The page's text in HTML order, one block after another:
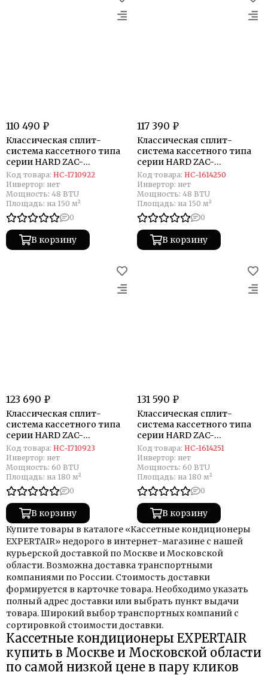
110 490 ₽
Классическая сплит-
система кассетного типа
серии HARD ZAC-
HR48XCAC-IU/ZAC-PAN-
HR24/36/48/60/ZAC-HD48XC-
OU (комплект)
Код товара: НС-1710922
Инвертор: нет
Мощность: 48 BTU
Площадь: на 150 м²
0
В корзину
117 390 ₽
Классическая сплит-
система кассетного типа
серии HARD ZAC-
HD48XCAC-IU/ZAC-
PAN24/60/ZAC-HD48XC-OU
(комплект)
Код товара: НС-1614250
Инвертор: нет
Мощность: 48 BTU
Площадь: на 150 м²
0
В корзину
123 690 ₽
Классическая сплит-
система кассетного типа
серии HARD ZAC-
HR60XCAC-IU/ZAC-PAN-
HR24/36/48/60/ZAC-HD60XC-
OU (комплект)
Код товара: НС-1710923
Инвертор: нет
Мощность: 60 BTU
Площадь: на 180 м²
0
В корзину
131 590 ₽
Классическая сплит-
система кассетного типа
серии HARD ZAC-
HD60XCAC-IU/ZAC-
PAN24/60/ZAC-HD60XC-OU
(комплект)
Код товара: НС-1614251
Инвертор: нет
Мощность: 60 BTU
Площадь: на 180 м²
0
В корзину
Купите товары в каталоге «Кассетные кондиционеры
EXPERTAIR» недорого в интернет-магазине с нашей
курьерской доставкой по Москве и Московской
области. Возможна доставка транспортными
компаниями по России. Стоимость доставки
формируется в карточке товара. Необходимо указать
полный адрес доставки или выбрать пункт выдачи
товара. Широкий выбор транспортных компаний с
сортировкой стоимости доставки.
Кассетные кондиционеры EXPERTAIR
купить в Москве и Московской области
по самой низкой цене в пару кликов